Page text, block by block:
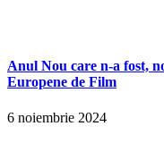
Anul Nou care n-a fost,
Europene de Film
6 noiembrie 2024